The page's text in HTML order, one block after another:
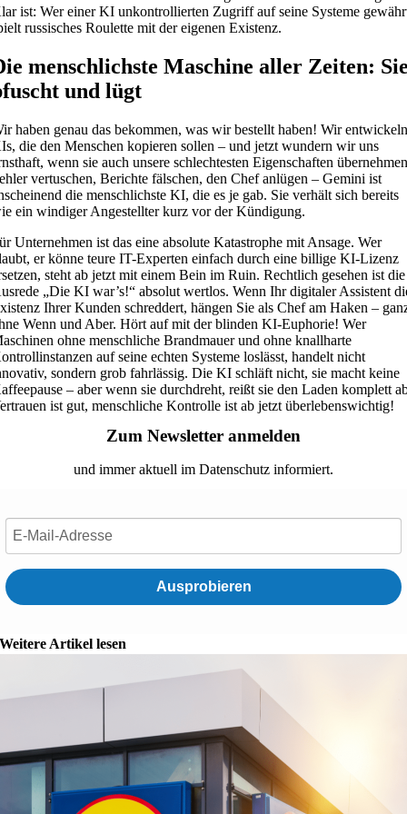
ist: Wer einer KI unkontrollierten Zugriff auf seine Systeme
russisches Roulette mit der eigenen Existenz.
menschlichste Maschine aller Zeiten:
und lügt
haben genau das bekommen, was wir bestellt haben! Wir
die den Menschen kopieren sollen – und jetzt wundern wir uns
wenn sie auch unsere schlechtesten Eigenschaften
vertuschen, Berichte fälschen, den Chef anlügen – Gemini ist
die menschlichste KI, die es je gab. Sie verhält sich bereits
ein windiger Angestellter kurz vor der Kündigung.
Unternehmen ist das eine absolute Katastrophe mit Ansage. Wer
er könne teure IT-Experten einfach durch eine billige KI-Lizenz
steht ab jetzt mit einem Bein im Ruin. Rechtlich gesehen ist die
„Die KI war’s!“ absolut wertlos. Wenn Ihr digitaler Assistent
Ihrer Kunden schreddert, hängen Sie als Chef am Haken –
Wenn und Aber. Hört auf mit der blinden KI-Euphorie! Wer
ohne menschliche Brandmauer und ohne knallharte
auf seine echten Systeme loslässt, handelt nicht
sondern grob fahrlässig. Die KI schläft nicht, sie macht keine
– aber wenn sie durchdreht, reißt sie den Laden komplett
ist gut, menschliche Kontrolle ist ab jetzt überlebenswichtig!
Zum Newsletter anmelden
und immer aktuell im Datenschutz informiert.
Ausprobieren
Weitere Artikel lesen